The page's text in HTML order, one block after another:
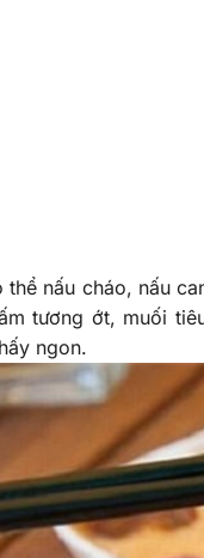
thể nấu cháo, nấu
tương ớt, muối
ngon.